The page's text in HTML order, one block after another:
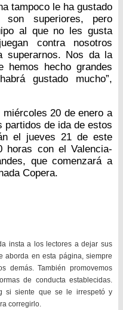
tampoco le ha gustado
superiores, pero
al que no les gusta
contra nosotros
superarnos. Nos da la
hemos hecho grandes
gustado mucho”,
20 de enero a
partidos de ida de estos
el jueves 21 de este
horas con el Valencia-
que comenzará a
Copera.
insta a los lectores a dejar sus
aborda en esta página, siempre
demás. También promovemos
de conducta establecidas.
si siente que se le irrespetó y
corregirlo.